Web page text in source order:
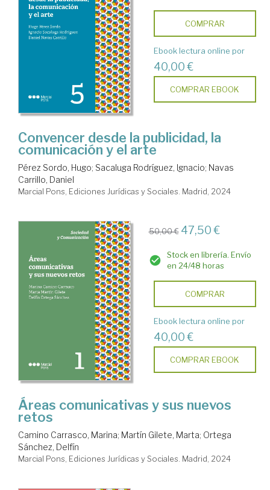
COMPRAR
Ebook lectura online por
40,00 €
COMPRAR EBOOK
Convencer desde la publicidad, la
comunicación y el arte
Pérez Sordo, Hugo; Sacaluga Rodríguez, Ignacio; Navas
Carrillo, Daniel
Marcial Pons, Ediciones Jurídicas y Sociales. Madrid, 2024
50,00 € 47,50 €
Stock en librería. Envío
en 24/48 horas
COMPRAR
Ebook lectura online por
40,00 €
COMPRAR EBOOK
Áreas comunicativas y sus nuevos
retos
Camino Carrasco, Marina; Martín Gilete, Marta; Ortega
Sánchez, Delfín
Marcial Pons, Ediciones Jurídicas y Sociales. Madrid, 2024